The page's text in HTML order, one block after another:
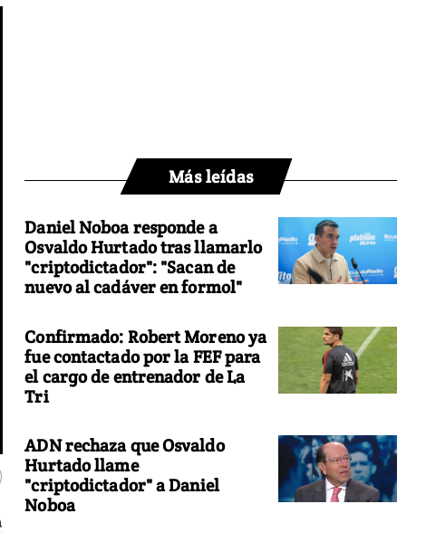
Más leídas
Daniel Noboa responde a
Osvaldo Hurtado tras llamarlo
"criptodictador": "Sacan de
nuevo al cadáver en formol"
Confirmado: Robert Moreno ya
fue contactado por la FEF para
el cargo de entrenador de La
Tri
ADN rechaza que Osvaldo
Hurtado llame
"criptodictador" a Daniel
Noboa